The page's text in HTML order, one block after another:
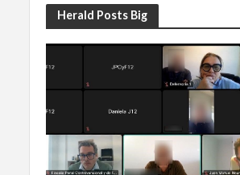
Herald Posts Big